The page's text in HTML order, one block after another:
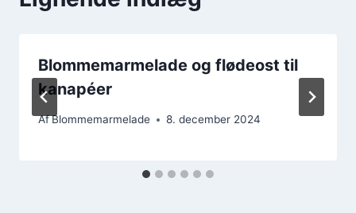
Blommemarmelade og flødeost til
kanapéer
AfBlommemarmelade 8. december 2024